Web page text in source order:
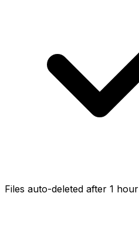
Files auto-deleted after 1 hour